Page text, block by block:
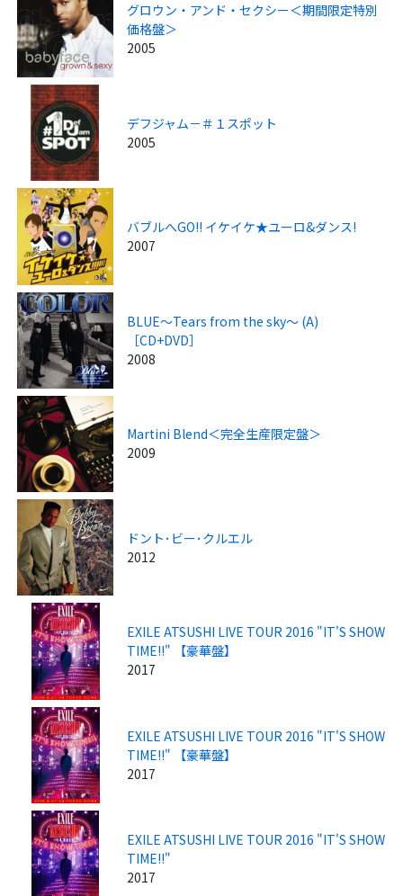
グロウン・アンド・セクシー＜期間限定特別
価格盤＞
2005
デフジャム－＃１スポット
2005
バブルへGO!! イケイケ★ユーロ&ダンス!
2007
BLUE～Tears from the sky～ (A)
［CD+DVD］
2008
Martini Blend＜完全生産限定盤＞
2009
ドント･ビー･クルエル
2012
EXILE ATSUSHI LIVE TOUR 2016 "IT'S SHOW
TIME!!" 【豪華盤】
2017
EXILE ATSUSHI LIVE TOUR 2016 "IT'S SHOW
TIME!!" 【豪華盤】
2017
EXILE ATSUSHI LIVE TOUR 2016 "IT'S SHOW
TIME!!"
2017